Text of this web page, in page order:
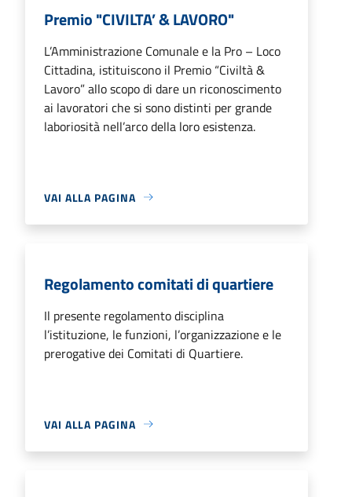
Premio "CIVILTA’ & LAVORO"
L’Amministrazione Comunale e la Pro – Loco
Cittadina, istituiscono il Premio “Civiltà &
Lavoro” allo scopo di dare un riconoscimento
ai lavoratori che si sono distinti per grande
laboriosità nell’arco della loro esistenza.
VAI ALLA PAGINA
Regolamento comitati di quartiere
Il presente regolamento disciplina
l’istituzione, le funzioni, l’organizzazione e le
prerogative dei Comitati di Quartiere.
VAI ALLA PAGINA